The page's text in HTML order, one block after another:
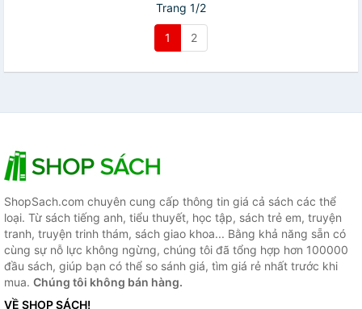
Trang 1/2
1 2
ShopSach.com chuyên cung cấp thông tin giá cả sách các thể
loại. Từ sách tiếng anh, tiểu thuyết, học tập, sách trẻ em, truyện
tranh, truyện trinh thám, sách giao khoa... Bằng khả năng sẵn có
cùng sự nỗ lực không ngừng, chúng tôi đã tổng hợp hơn 100000
đầu sách, giúp bạn có thể so sánh giá, tìm giá rẻ nhất trước khi
mua. Chúng tôi không bán hàng.
VỀ SHOP SÁCH!